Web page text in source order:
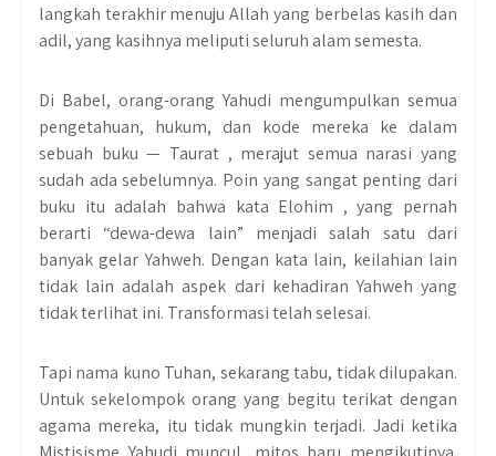
langkah terakhir menuju Allah yang berbelas kasih dan
adil, yang kasihnya meliputi seluruh alam semesta.
Di Babel, orang-orang Yahudi mengumpulkan semua
pengetahuan, hukum, dan kode mereka ke dalam
sebuah buku — Taurat , merajut semua narasi yang
sudah ada sebelumnya. Poin yang sangat penting dari
buku itu adalah bahwa kata Elohim , yang pernah
berarti “dewa-dewa lain” menjadi salah satu dari
banyak gelar Yahweh. Dengan kata lain, keilahian lain
tidak lain adalah aspek dari kehadiran Yahweh yang
tidak terlihat ini. Transformasi telah selesai.
Tapi nama kuno Tuhan, sekarang tabu, tidak dilupakan.
Untuk sekelompok orang yang begitu terikat dengan
agama mereka, itu tidak mungkin terjadi. Jadi ketika